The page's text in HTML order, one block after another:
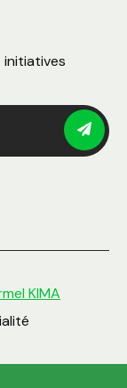
initiatives
KIMA